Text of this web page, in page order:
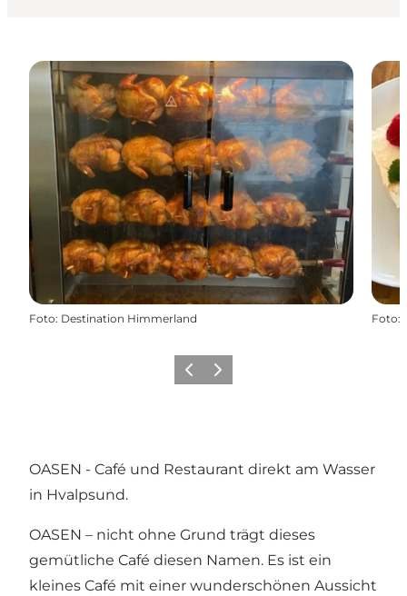
Foto: Destination Himmerland Foto:
Vorherige Folie
Nächste Folie
OASEN - Café und Restaurant direkt am Wasser
in Hvalpsund.
OASEN – nicht ohne Grund trägt dieses
gemütliche Café diesen Namen. Es ist ein
kleines Café mit einer wunderschönen Aussicht